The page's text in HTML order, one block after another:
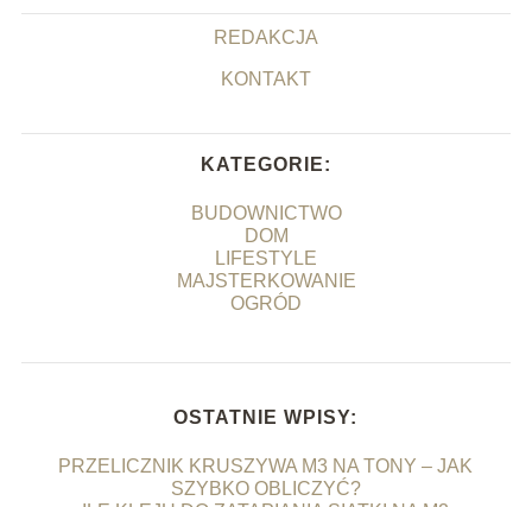
REDAKCJA
KONTAKT
KATEGORIE:
BUDOWNICTWO
DOM
LIFESTYLE
MAJSTERKOWANIE
OGRÓD
OSTATNIE WPISY:
PRZELICZNIK KRUSZYWA M3 NA TONY – JAK
SZYBKO OBLICZYĆ?